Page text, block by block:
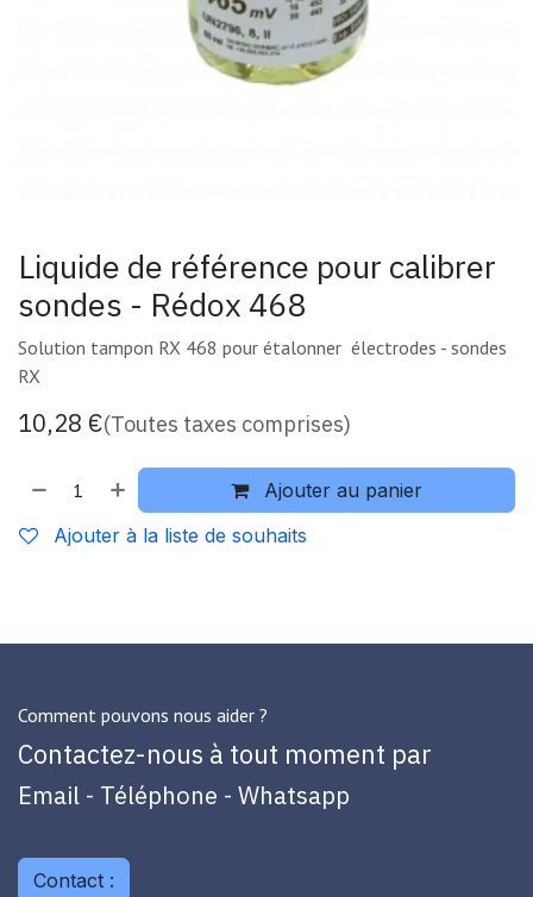
Liquide de référence pour calibrer
sondes - Rédox 468
Solution tampon RX 468 pour étalonner électrodes - sondes
RX
10,28 €(Toutes taxes comprises)
Ajouter au panier
Ajouter à la liste de souhaits
Comment pouvons nous aider ?
Contactez-nous à tout moment par
Email - Téléphone - Whatsapp
Contact :